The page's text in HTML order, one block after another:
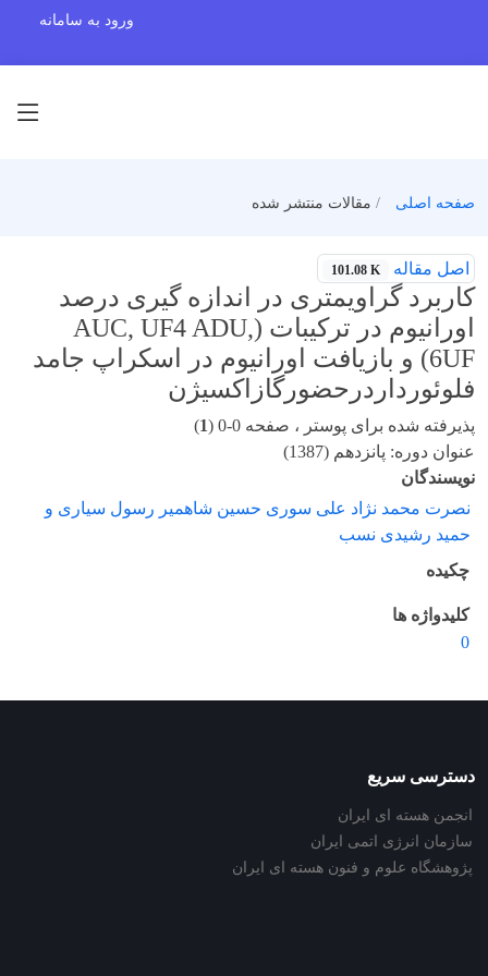
ورود به سامانه
صفحه اصلی مقالات منتشر شده
اصل مقاله 101.08 K
کاربرد گراویمتری در اندازه گیری درصد
اورانیوم در ترکیبات (AUC, UF4 ADU,
6UF) و بازیافت اورانیوم در اسکراپ جامد
فلوئورداردرحضورگازاکسیژن
پذیرفته شده برای پوستر ، صفحه 0-0 ( 1
)
عنوان دوره: پانزدهم (1387)
نویسندگان
نصرت محمد نژاد علی سوری حسین شاهمیر رسول سیاری و
حمید رشیدی نسب
چکیده
کلیدواژه ها
0
دسترسی سریع
انجمن هسته ای ایران
سازمان انرژی اتمی ایران
پژوهشگاه علوم و فنون هسته ای ایران